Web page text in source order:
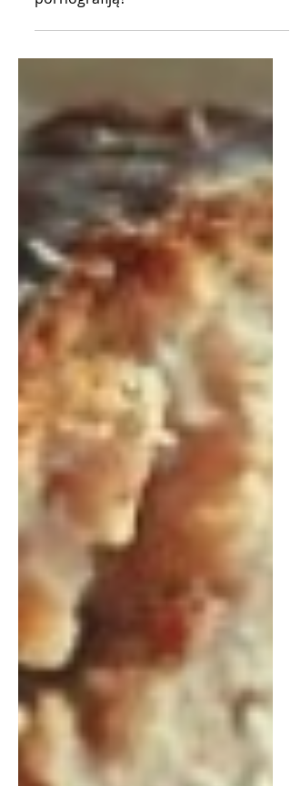
Kas sieja sveiką maistą ir… maisto
pornografiją?